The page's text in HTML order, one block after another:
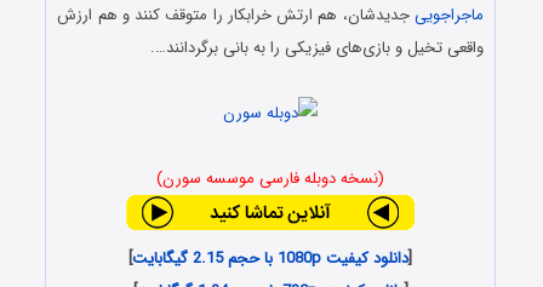
ماجراجوییجدیدشان، هم ارتش خرابکار را متوقف کنند و هم ارزش
واقعی تخیل و بازی‌های فیزیکی را به بانی برگردانند….
(نسخه دوبله فارسی موسسه سورن)
[دانلود کیفیت 1080p با حجم 2.15 گیگابایت
]